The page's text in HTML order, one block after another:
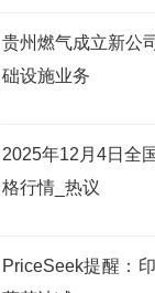
贵州燃气成立新公
础设施业务
2025年12月4日全
格行情_热议
PriceSeek提醒：